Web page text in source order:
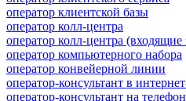
оператор клиентской базы
оператор колл-центра
оператор колл-центра (входящие
оператор компьютерного набора
оператор конвейерной линии
оператор-консультант в
оператор-консультант на